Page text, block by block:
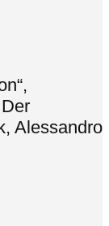
Alessandro